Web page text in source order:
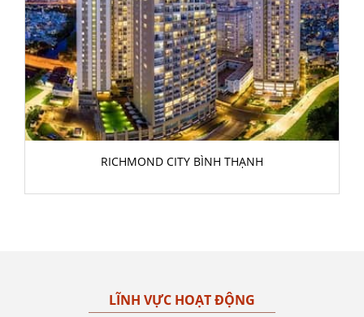
RICHMOND CITY BÌNH THẠNH
LĨNH VỰC HOẠT ĐỘNG